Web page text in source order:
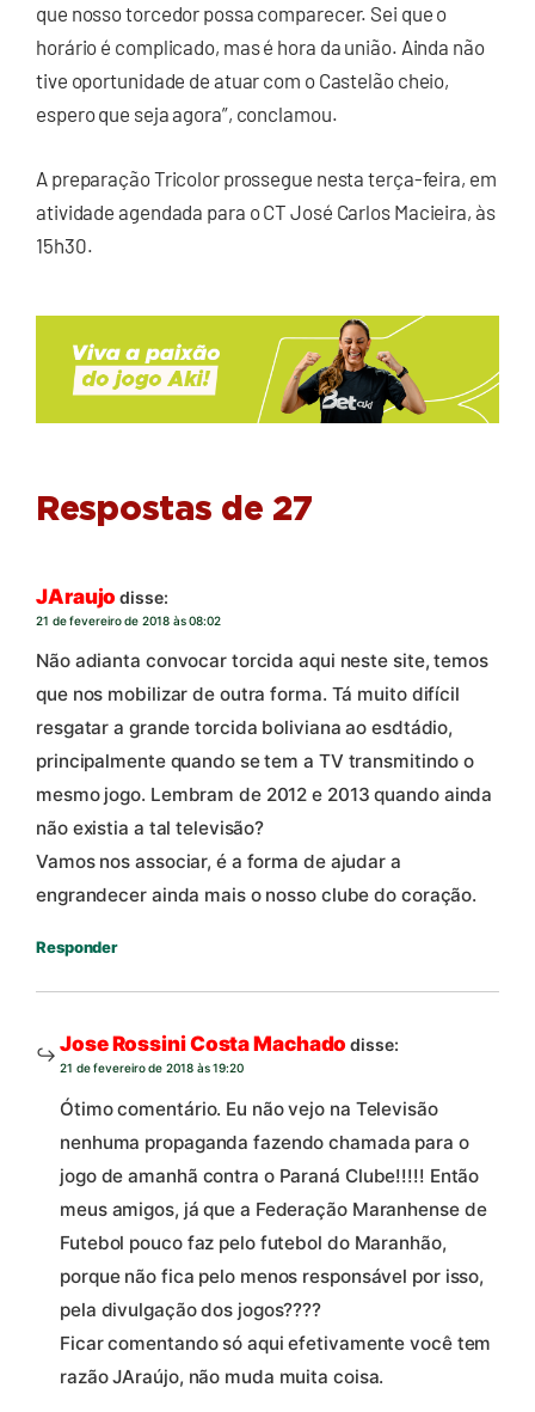
que nosso torcedor possa comparecer. Sei que o
horário é complicado, mas é hora da união. Ainda não
tive oportunidade de atuar com o Castelão cheio,
espero que seja agora”, conclamou.
A preparação Tricolor prossegue nesta terça-feira, em
atividade agendada para o CT José Carlos Macieira, às
15h30.
Respostas de 27
JAraujo disse:
21 de fevereiro de 2018 às 08:02
Não adianta convocar torcida aqui neste site, temos
que nos mobilizar de outra forma. Tá muito difícil
resgatar a grande torcida boliviana ao esdtádio,
principalmente quando se tem a TV transmitindo o
mesmo jogo. Lembram de 2012 e 2013 quando ainda
não existia a tal televisão?
Vamos nos associar, é a forma de ajudar a
engrandecer ainda mais o nosso clube do coração.
Responder
Jose Rossini Costa Machado disse:
21 de fevereiro de 2018 às 19:20
Ótimo comentário. Eu não vejo na Televisão
nenhuma propaganda fazendo chamada para o
jogo de amanhã contra o Paraná Clube!!!!! Então
meus amigos, já que a Federação Maranhense de
Futebol pouco faz pelo futebol do Maranhão,
porque não fica pelo menos responsável por isso,
pela divulgação dos jogos????
Ficar comentando só aqui efetivamente você tem
razão JAraújo, não muda muita coisa.